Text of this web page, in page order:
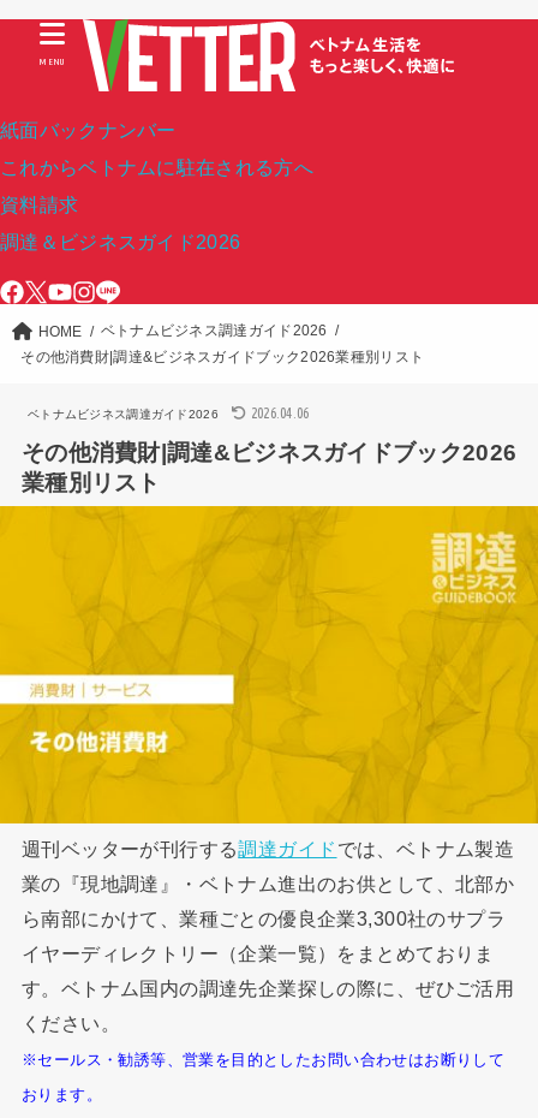
紙面バックナンバー
これからベトナムに駐在される方へ
資料請求
調達＆ビジネスガイド2026
MENU
HOME
ベトナムビジネス調達ガイド2026
その他消費財|調達&ビジネスガイドブック2026業種別リスト
ベトナムビジネス調達ガイド2026 2026.04.06
その他消費財|調達&ビジネスガイドブック2026
業種別リスト
週刊ベッターが刊行する調達ガイド では、ベトナム製造
業の『現地調達』・ベトナム進出のお供として、北部か
ら南部にかけて、業種ごとの優良企業3,300社のサプラ
イヤーディレクトリー（企業一覧）をまとめておりま
す。ベトナム国内の調達先企業探しの際に、ぜひご活用
ください。
※セールス・勧誘等、営業を目的としたお問い合わせはお断りして
おります。